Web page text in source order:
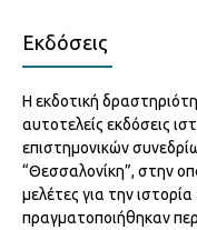
Εκδόσεις
Η εκδοτική
αυτοτελείς εκδόσεις
επιστημονικών
“Θεσσαλονίκη”, στην
μελέτες για την
πραγματοποιήθηκαν